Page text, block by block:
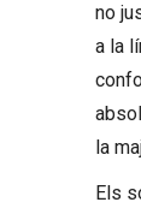
no
a la
la
Els